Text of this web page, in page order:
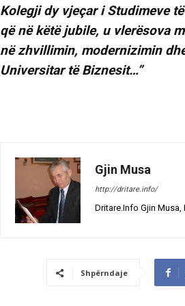
Kolegji dy vjeçar i Studimeve
që në këtë jubile, u vlerësova
në zhvillimin, modernizimin
Universitar të Biznesit…”
Gjin Musa
http://dritare.info/
Dritare.Info Gjin Musa,
Shpërndaje